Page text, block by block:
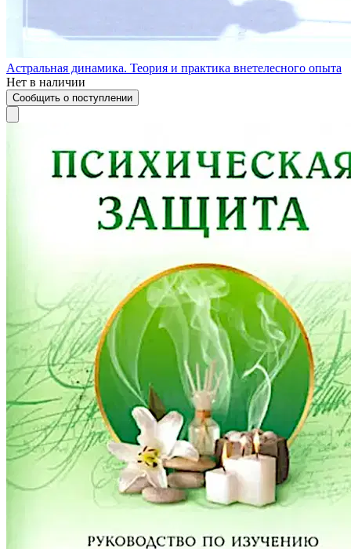
Астральная динамика. Теория и практика внетелесного опыта
Нет в наличии
Сообщить о поступлении